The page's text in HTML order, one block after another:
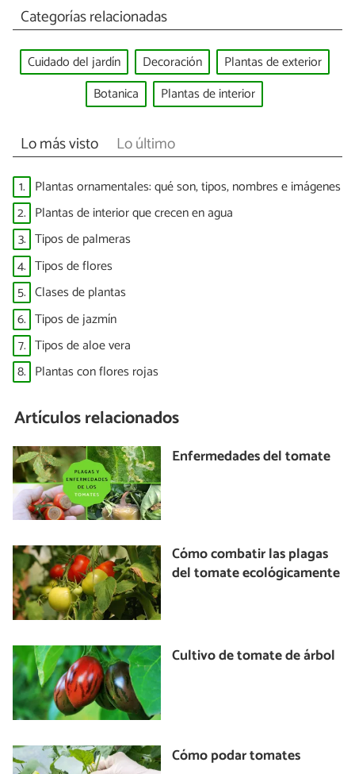
Categorías relacionadas
Cuidado del jardín Decoración
Plantas de exterior
Botanica
Plantas de interior
Lo más visto Lo último
1. Plantas ornamentales: qué son, tipos, nombres e imágenes
2. Plantas de interior que crecen en agua
3. Tipos de palmeras
4. Tipos de flores
5. Clases de plantas
6. Tipos de jazmín
7. Tipos de aloe vera
8. Plantas con flores rojas
Artículos relacionados
Enfermedades del tomate
Cómo combatir las plagas
del tomate ecológicamente
Cultivo de tomate de árbol
Cómo podar tomates